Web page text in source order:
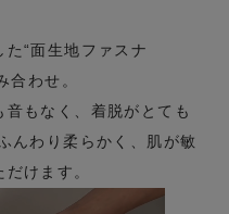
“面生地ファスナ
合わせ。
もなく、着脱がとても
んわり柔らかく、肌が敏
けます。